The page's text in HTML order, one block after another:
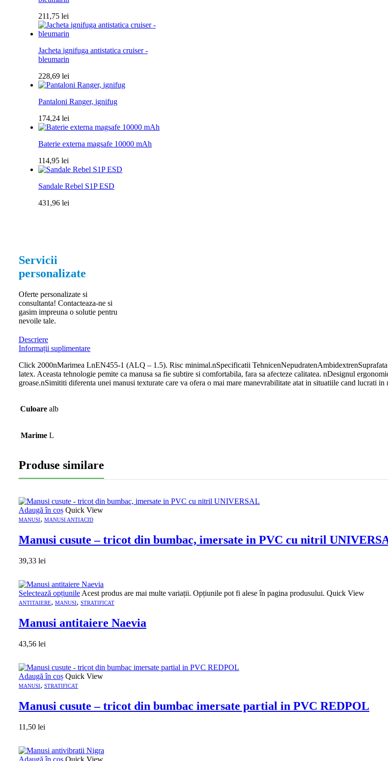
211,75 lei
Jacheta ignifuga antistatica cruiser -
bleumarin
228,69 lei
Pantaloni Ranger, ignifug
174,24 lei
Baterie externa magsafe 10000 mAh
114,95 lei
Sandale Rebel S1P ESD
431,96 lei
Servicii
personalizate
Oferte personalizate si
consultanta! Contacteaza-ne si
gasim impreuna o solutie pentru
nevoile tale.
Descriere
Informații suplimentare
Click 2000nMarimea LnEN455-1 (ALQ – 1.5). Risc minimal.nSpecificatii
latex. Aceasta tehnologie pemite ca manusa sa fie subtire si comfortabila, fara sa afecteze calitatea. nDesignul
groase.nSimititi diferenta unei manusi texturate care va ofera o mai mare manevrabilitate atat in situatiile cand lucrati
Culoare alb
Marime L
Produse similare
Adaugă în coș Quick View
MANUSI, MANUSI ANTIACID
Manusi cusute – tricot din bumbac, imersate in PVC cu nitril
39,33 lei
Selectează opțiunile Acest produs are mai multe variații. Opțiunile pot fi alese în pagina produsului. Quick View
ANTITAIERE, MANUSI, STRATIFICAT
Manusi antitaiere Naevia
43,56 lei
Adaugă în coș Quick View
MANUSI, STRATIFICAT
Manusi cusute – tricot din bumbac imersate partial in PVC REDPOL
11,50 lei
Adaugă în coș Quick View